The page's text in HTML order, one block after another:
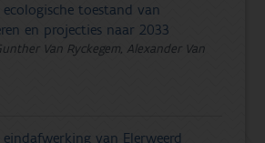
toestand van
en projecties naar 2033
Van Ryckegem, Alexander Van
van Elerweerd